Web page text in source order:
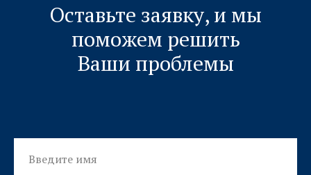
Оставьте заявку, и мы
поможем решить
Ваши проблемы